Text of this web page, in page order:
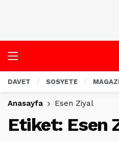
DAVET SOSYETE
Anasayfa Esen Ziyal
Etiket: Esen